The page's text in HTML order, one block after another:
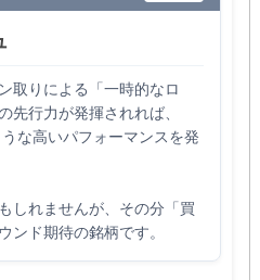
取りによる「一時的なロ
先行力が発揮されれば、
な高いパフォーマンスを発
しれませんが、その分「買
ンド期待の銘柄です。